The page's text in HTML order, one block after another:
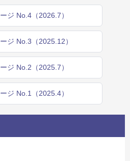
ジ No.4（2026.7）
ジ No.3（2025.12）
ジ No.2（2025.7）
ジ No.1（2025.4）